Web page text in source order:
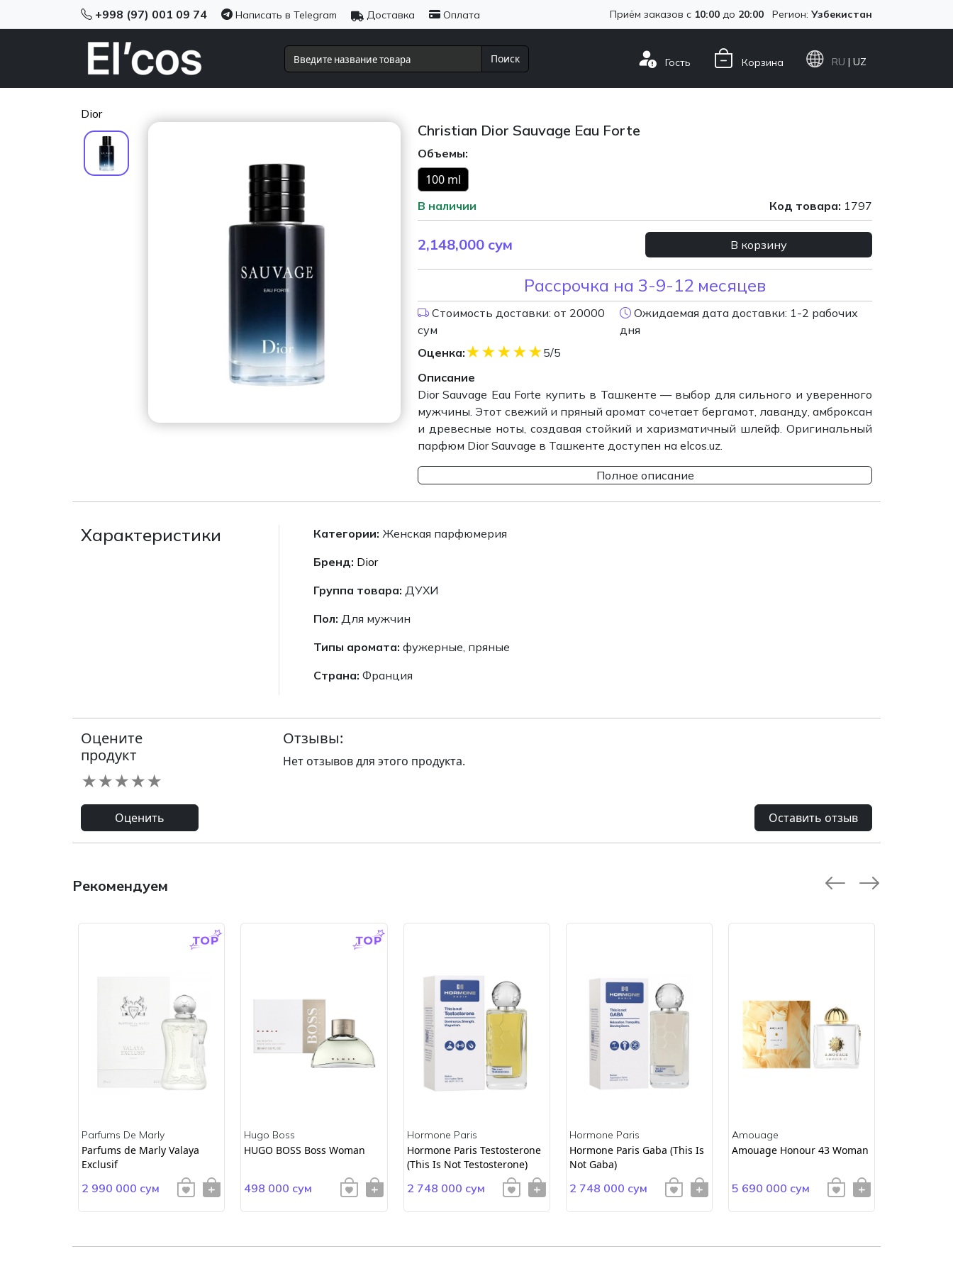
+998 (97) 001 09 74 Написать в Telegram Доставка Оплата Приём заказов с 10:00 до 20:00 Регион: Узбекистан
Поиск Гость Корзина RU | UZ
Dior
Christian Dior Sauvage Eau Forte
Объемы:
100 ml
В наличии Код товара: 1797
2,148,000 сум В корзину
Рассрочка на 3-9-12 месяцев
Стоимость доставки: от 20000
сум
Ожидаемая дата доставки: 1-2 рабочих
дня
Оценка:
★
★
★
★
★
5/5
Описание
Dior Sauvage Eau Forte купить в Ташкенте — выбор для сильного и уверенного
мужчины. Этот свежий и пряный аромат сочетает бергамот, лаванду, амброксан
и древесные ноты, создавая стойкий и харизматичный шлейф. Оригинальный
парфюм Dior Sauvage в Ташкенте доступен на elcos.uz.
Полное описание
Характеристики Категории: Женская парфюмерия
Бренд: Dior
Группа товара: ДУХИ
Пол: Для мужчин
Типы аромата: фужерные, пряные
Страна: Франция
Оцените
продукт
★
★
★
★
★
Оценить
Отзывы:
Нет отзывов для этого продукта.
Оставить отзыв
Рекомендуем
Parfums De Marly
Parfums de Marly Valaya
Exclusif
2 990 000 сум
Hugo Boss
HUGO BOSS Boss Woman
498 000 сум
Hormone Paris
Hormone Paris Testosterone
(This Is Not Testosterone)
2 748 000 сум
Hormone Paris
Hormone Paris Gaba (This Is
Not Gaba)
2 748 000 сум
Amouage
Amouage Honour 43 Woman
5 690 000 сум